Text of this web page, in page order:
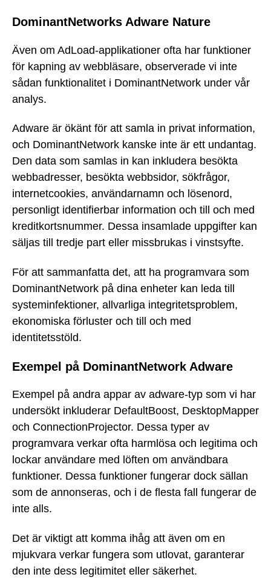
DominantNetworks Adware Nature
Även om AdLoad-applikationer ofta har funktioner
för kapning av webbläsare, observerade vi inte
sådan funktionalitet i DominantNetwork under vår
analys.
Adware är ökänt för att samla in privat information,
och DominantNetwork kanske inte är ett undantag.
Den data som samlas in kan inkludera besökta
webbadresser, besökta webbsidor, sökfrågor,
internetcookies, användarnamn och lösenord,
personligt identifierbar information och till och med
kreditkortsnummer. Dessa insamlade uppgifter kan
säljas till tredje part eller missbrukas i vinstsyfte.
För att sammanfatta det, att ha programvara som
DominantNetwork på dina enheter kan leda till
systeminfektioner, allvarliga integritetsproblem,
ekonomiska förluster och till och med
identitetsstöld.
Exempel på DominantNetwork Adware
Exempel på andra appar av adware-typ som vi har
undersökt inkluderar DefaultBoost, DesktopMapper
och ConnectionProjector. Dessa typer av
programvara verkar ofta harmlösa och legitima och
lockar användare med löften om användbara
funktioner. Dessa funktioner fungerar dock sällan
som de annonseras, och i de flesta fall fungerar de
inte alls.
Det är viktigt att komma ihåg att även om en
mjukvara verkar fungera som utlovat, garanterar
den inte dess legitimitet eller säkerhet.